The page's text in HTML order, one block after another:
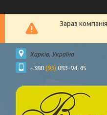
Зараз
Харків, Україна
+380 (93) 083-94-45